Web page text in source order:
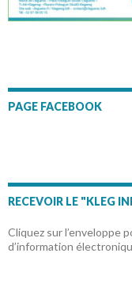
PAGE FACEBOOK
RECEVOIR LE "KLEG
Cliquez sur l’enveloppe
d’information